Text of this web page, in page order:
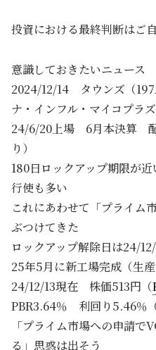
投資における最終判断はご
意識しておきたいニュース
2024/12/14 タウンズ（
ナ・インフル・マイコプラズ
24/6/20上場 6月本決算 配
り）
180日ロックアップ期限が
行使も多い
これにあわせて「プライム
ぶつけてきた
ロックアップ解除日は24/12/
25年5月に新工場完成（生産
24/12/13現在 株価513円（
PBR3.64％ 利回り5.46％（
「プライム市場への申請で
る」思惑は出そう